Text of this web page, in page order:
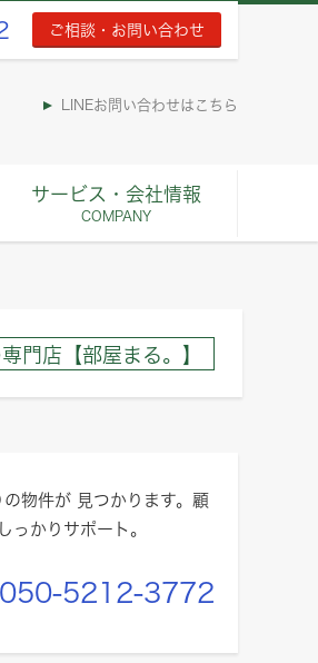
ご相談・お問い合わせ
LINEお問い合わせはこちら
サービス・会社情報
COMPANY
門店【部屋まる。】
物件が 見つかります。顧
っかりサポート。
050-5212-3772